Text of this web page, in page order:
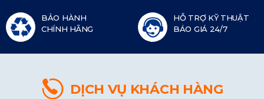
BẢO HÀNH
CHÍNH HÃNG
HỖ TRỢ KỸ THUẬT
BÁO GIÁ 24/7
DỊCH VỤ KHÁCH HÀNG